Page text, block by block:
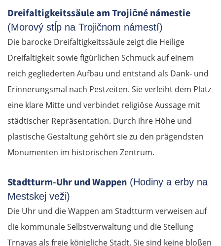
Dreifaltigkeitssäule am Trojičné námestie
(Morový stĺp na Trojičnom námestí)
Die barocke Dreifaltigkeitssäule zeigt die Heilige
Dreifaltigkeit sowie figürlichen Schmuck auf einem
reich gegliederten Aufbau und entstand als Dank- und
Erinnerungsmal nach Pestzeiten. Sie verleiht dem Platz
eine klare Mitte und verbindet religiöse Aussage mit
städtischer Repräsentation. Durch ihre Höhe und
plastische Gestaltung gehört sie zu den prägendsten
Monumenten im historischen Zentrum.
Stadtturm-Uhr und Wappen (Hodiny a erby na
Mestskej veži)
Die Uhr und die Wappen am Stadtturm verweisen auf
die kommunale Selbstverwaltung und die Stellung
Trnavas als freie königliche Stadt. Sie sind keine bloßen